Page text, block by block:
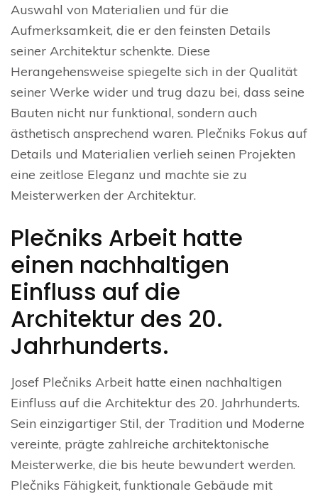
Auswahl von Materialien und für die
Aufmerksamkeit, die er den feinsten Details
seiner Architektur schenkte. Diese
Herangehensweise spiegelte sich in der Qualität
seiner Werke wider und trug dazu bei, dass seine
Bauten nicht nur funktional, sondern auch
ästhetisch ansprechend waren. Plečniks Fokus auf
Details und Materialien verlieh seinen Projekten
eine zeitlose Eleganz und machte sie zu
Meisterwerken der Architektur.
Plečniks Arbeit hatte
einen nachhaltigen
Einfluss auf die
Architektur des 20.
Jahrhunderts.
Josef Plečniks Arbeit hatte einen nachhaltigen
Einfluss auf die Architektur des 20. Jahrhunderts.
Sein einzigartiger Stil, der Tradition und Moderne
vereinte, prägte zahlreiche architektonische
Meisterwerke, die bis heute bewundert werden.
Plečniks Fähigkeit, funktionale Gebäude mit